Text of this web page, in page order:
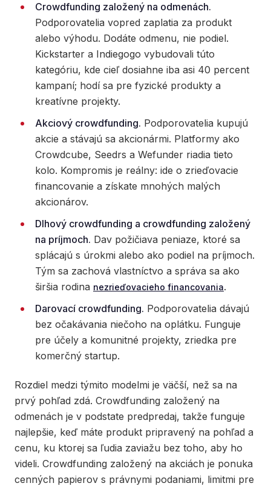
Crowdfunding založený na odmenách.
Podporovatelia vopred zaplatia za produkt
alebo výhodu. Dodáte odmenu, nie podiel.
Kickstarter a Indiegogo vybudovali túto
kategóriu, kde cieľ dosiahne iba asi 40 percent
kampaní; hodí sa pre fyzické produkty a
kreatívne projekty.
Akciový crowdfunding. Podporovatelia kupujú
akcie a stávajú sa akcionármi. Platformy ako
Crowdcube, Seedrs a Wefunder riadia tieto
kolo. Kompromis je reálny: ide o zrieďovacie
financovanie a získate mnohých malých
akcionárov.
Dlhový crowdfunding a crowdfunding založený
na príjmoch. Dav požičiava peniaze, ktoré sa
splácajú s úrokmi alebo ako podiel na príjmoch.
Tým sa zachová vlastníctvo a správa sa ako
širšia rodina nezrieďovacieho financovania.
Darovací crowdfunding. Podporovatelia dávajú
bez očakávania niečoho na oplátku. Funguje
pre účely a komunitné projekty, zriedka pre
komerčný startup.
Rozdiel medzi týmito modelmi je väčší, než sa na
prvý pohľad zdá. Crowdfunding založený na
odmenách je v podstate predpredaj, takže funguje
najlepšie, keď máte produkt pripravený na pohľad a
cenu, ku ktorej sa ľudia zaviažu bez toho, aby ho
videli. Crowdfunding založený na akciách je ponuka
cenných papierov s právnymi podaniami, limitmi pre